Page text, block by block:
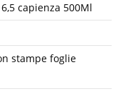
capienza 500Ml
stampe foglie